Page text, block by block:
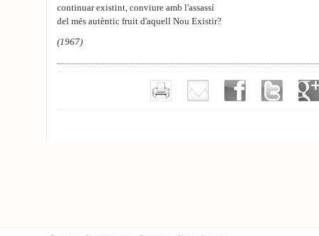
continuar existint, conviure amb l'assassí
del més autèntic fruit d'aquell Nou Existir?
(1967)